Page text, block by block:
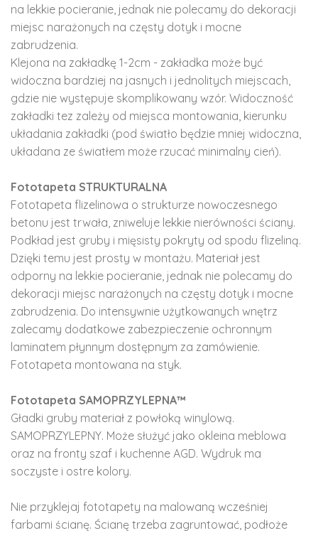
na lekkie pocieranie, jednak nie polecamy do dekoracji
miejsc narażonych na częsty dotyk i mocne
zabrudzenia.
Klejona na zakładkę 1-2cm - zakładka może być
widoczna bardziej na jasnych i jednolitych miejscach,
gdzie nie występuje skomplikowany wzór. Widoczność
zakładki tez zależy od miejsca montowania, kierunku
układania zakładki (pod światło będzie mniej widoczna,
układana ze światłem może rzucać minimalny cień).
Fototapeta STRUKTURALNA
Fototapeta flizelinowa o strukturze nowoczesnego
betonu jest trwała, zniweluje lekkie nierówności ściany.
Podkład jest gruby i mięsisty pokryty od spodu flizeliną.
Dzięki temu jest prosty w montażu. Materiał jest
odporny na lekkie pocieranie, jednak nie polecamy do
dekoracji miejsc narażonych na częsty dotyk i mocne
zabrudzenia. Do intensywnie użytkowanych wnętrz
zalecamy dodatkowe zabezpieczenie ochronnym
laminatem płynnym dostępnym za zamówienie.
Fototapeta montowana na styk.
Fototapeta SAMOPRZYLEPNA™
Gładki gruby materiał z powłoką winylową.
SAMOPRZYLEPNY. Może służyć jako okleina meblowa
oraz na fronty szaf i kuchenne AGD. Wydruk ma
soczyste i ostre kolory.
Nie przyklejaj fototapety na malowaną wcześniej
farbami ścianę. Ścianę trzeba zagruntować, podłoże